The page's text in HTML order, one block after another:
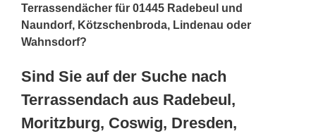
Terrassendächer für 01445 Radebeul und
Naundorf, Kötzschenbroda, Lindenau oder
Wahnsdorf?
Sind Sie auf der Suche nach
Terrassendach aus Radebeul,
Moritzburg, Coswig, Dresden,